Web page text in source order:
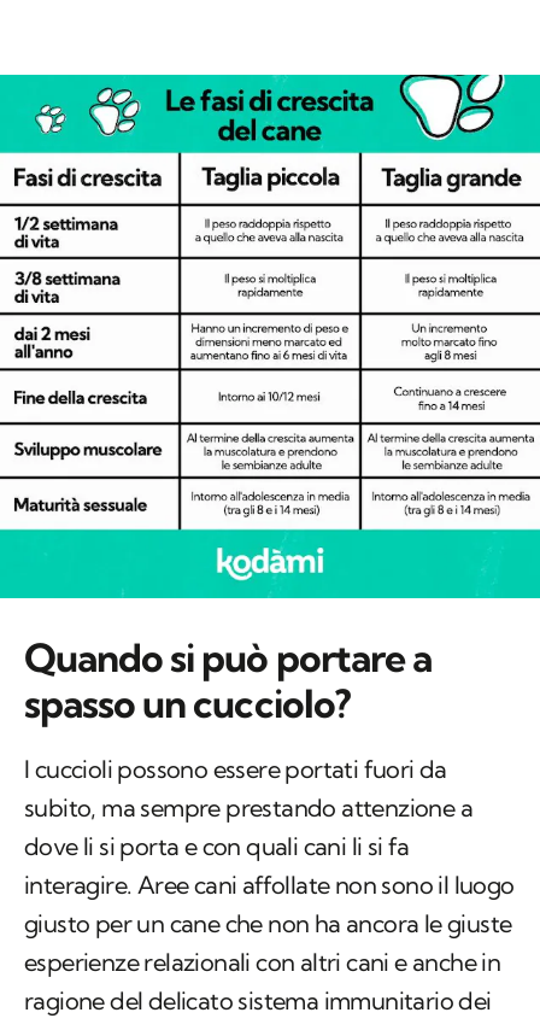
Quando si può portare a
spasso un cucciolo?
I cuccioli possono essere portati fuori da
subito, ma sempre prestando attenzione a
dove li si porta e con quali cani li si fa
interagire. Aree cani affollate non sono il luogo
giusto per un cane che non ha ancora le giuste
esperienze relazionali con altri cani e anche in
ragione del delicato sistema immunitario dei